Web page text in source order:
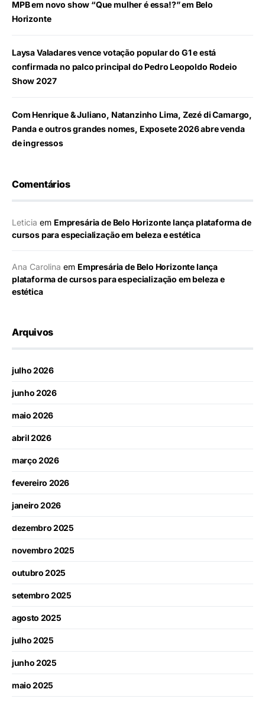
MPB em novo show “Que mulher é essa!?” em Belo
Horizonte
Laysa Valadares vence votação popular do G1 e está
confirmada no palco principal do Pedro Leopoldo Rodeio
Show 2027
Com Henrique & Juliano, Natanzinho Lima, Zezé di Camargo,
Panda e outros grandes nomes, Exposete 2026 abre venda
de ingressos
Comentários
Leticia em Empresária de Belo Horizonte lança plataforma de
cursos para especialização em beleza e estética
Ana Carolina em Empresária de Belo Horizonte lança
plataforma de cursos para especialização em beleza e
estética
Arquivos
julho 2026
junho 2026
maio 2026
abril 2026
março 2026
fevereiro 2026
janeiro 2026
dezembro 2025
novembro 2025
outubro 2025
setembro 2025
agosto 2025
julho 2025
junho 2025
maio 2025